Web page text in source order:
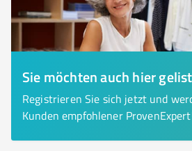
Sie möchten auch hier
Registrieren Sie sich jetzt und
Kunden empfohlener